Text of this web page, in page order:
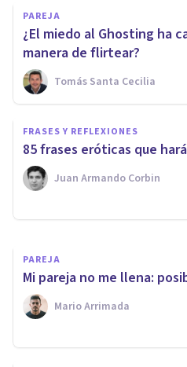
PAREJA
¿El miedo al Ghosting ha
manera de flirtear?
Tomás Santa Cecilia
FRASES Y REFLEXIONES
85 frases eróticas que
Juan Armando Corbin
SEXOLOGÍA
Trastorno
Femenino:
tratamiento
PAREJA
Mi pareja no me llena:
Mario Arrimada